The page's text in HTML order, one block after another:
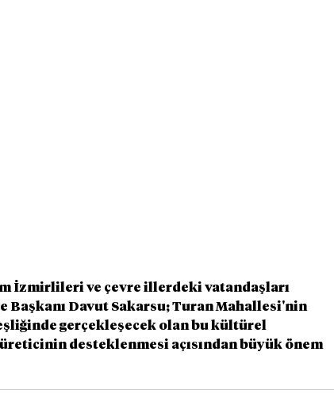
İzmirlileri ve çevre illerdeki vatandaşları
Başkanı Davut Sakarsu; Turan Mahallesi'nin
gerçekleşecek olan bu kültürel
desteklenmesi açısından büyük önem